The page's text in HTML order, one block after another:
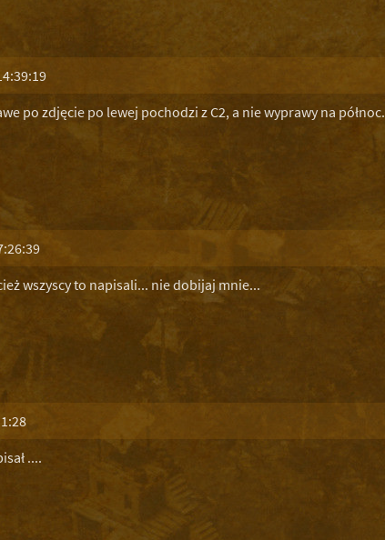
po zdjęcie po lewej pochodzi z C2, a nie wyprawy na północ.
wszyscy to napisali... nie dobijaj mnie...
....